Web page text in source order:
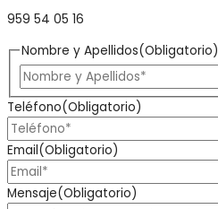
959 54 05 16
Nombre y Apellidos(Obligatorio)
Teléfono(Obligatorio)
Email(Obligatorio)
Mensaje(Obligatorio)